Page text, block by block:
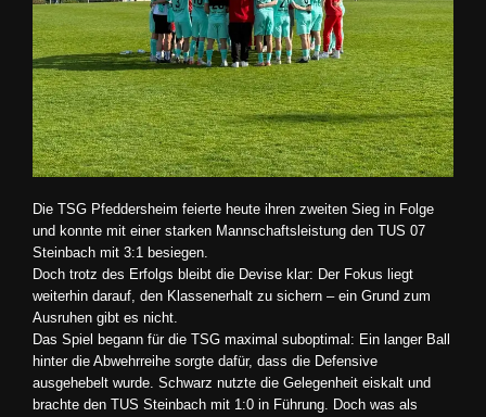
Die TSG Pfeddersheim feierte heute ihren zweiten Sieg in Folge
und konnte mit einer starken Mannschaftsleistung den TUS 07
Steinbach mit 3:1 besiegen.
Doch trotz des Erfolgs bleibt die Devise klar: Der Fokus liegt
weiterhin darauf, den Klassenerhalt zu sichern – ein Grund zum
Ausruhen gibt es nicht.
Das Spiel begann für die TSG maximal suboptimal: Ein langer Ball
hinter die Abwehrreihe sorgte dafür, dass die Defensive
ausgehebelt wurde. Schwarz nutzte die Gelegenheit eiskalt und
brachte den TUS Steinbach mit 1:0 in Führung. Doch was als